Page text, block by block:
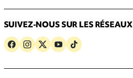
SUIVEZ-NOUS SUR LES RÉSEAUX